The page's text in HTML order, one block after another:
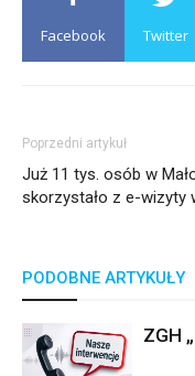
Facebook Twitter
Poprzedni artykuł
Już 11 tys. osób w
skorzystało z e-wizyty
PODOBNE ARTYKUŁY
ZGH